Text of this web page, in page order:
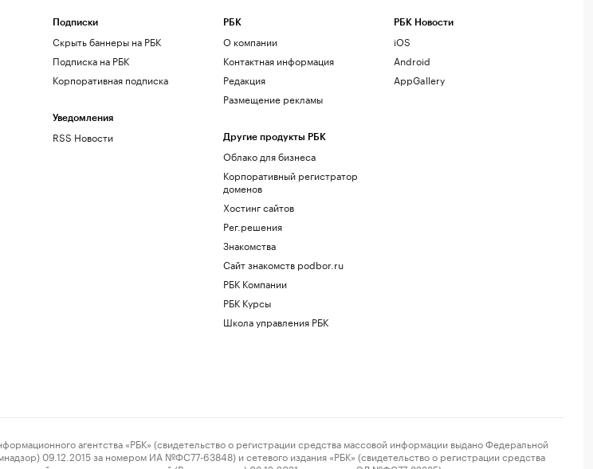
Подписки
Скрыть баннеры на РБК
Подписка на РБК
Корпоративная подписка
Уведомления
RSS Новости
РБК
О компании
Контактная информация
Редакция
Размещение рекламы
Другие продукты РБК
Облако для бизнеса
Корпоративный регистратор
доменов
Хостинг сайтов
Рег.решения
Знакомства
Сайт знакомств podbor.ru
РБК Компании
РБК Курсы
Школа управления РБК
РБК Новости
iOS
Android
AppGallery
агентства «РБК» (свидетельство о регистрации средства массовой информации выдано Федеральной
09.12.2015 за номером ИА №ФС77-63848) и сетевого издания «РБК» (свидетельство о регистрации средства